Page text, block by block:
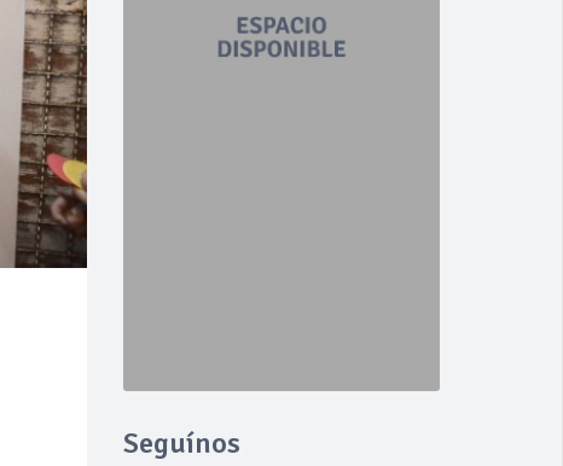
Seguínos